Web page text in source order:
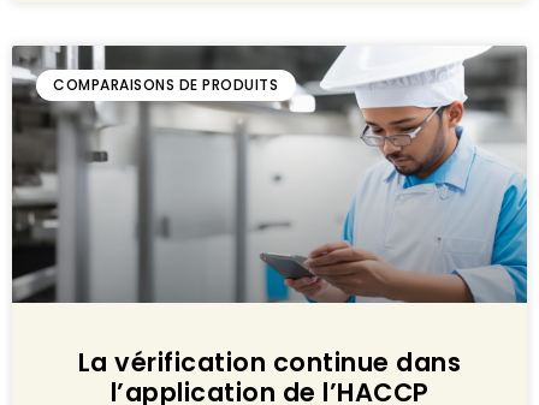
COMPARAISONS DE PRODUITS
La vérification continue dans
l’application de l’HACCP